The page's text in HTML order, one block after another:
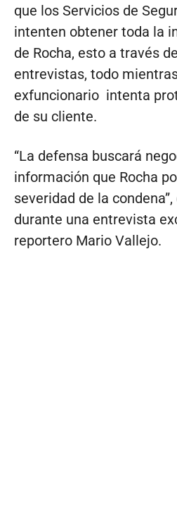
que los Servicios de
intenten obtener toda la
de Rocha, esto a través
entrevistas, todo
exfuncionario intenta
de su cliente.
“La defensa buscará
información que Rocha
severidad de la
durante una entrevista
reportero Mario Vallejo.